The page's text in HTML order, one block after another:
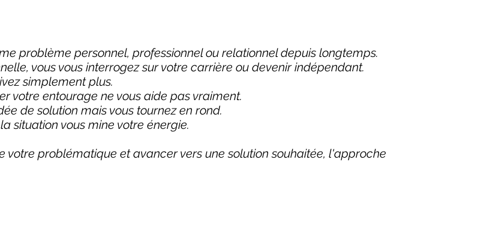
problème personnel, professionnel ou relationnel depuis longtemps.
vous vous interrogez sur votre carrière ou devenir indépendant.
simplement plus.
votre entourage ne vous aide pas vraiment.
de solution mais vous tournez en rond.
situation vous mine votre énergie.
votre problématique et avancer vers une solution souhaitée, l'approche